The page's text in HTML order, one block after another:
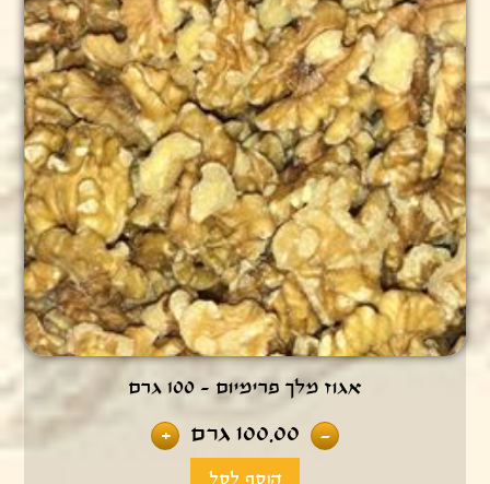
אגוז מלך פרימיום - 100 גרם
-
100.00 גרם +